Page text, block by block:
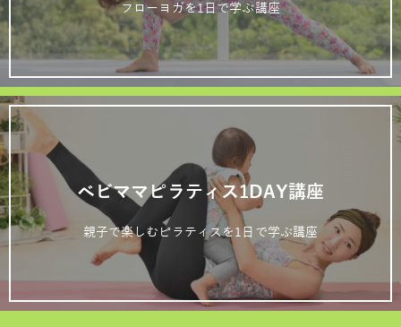
フローヨガを1日で学ぶ講座
ベビママピラティス1DAY講座
親子で楽しむピラティスを1日で学ぶ講座